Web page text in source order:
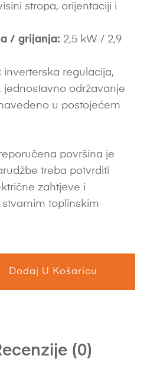
stropa, orijentaciji i
/ grijanja: 2,5 kW / 2,9
inverterska regulacija,
jednostavno održavanje
u postojećem
površina je
treba potvrditi
zahtjeve i
toplinskim
Dodaj U Košaricu
(0)